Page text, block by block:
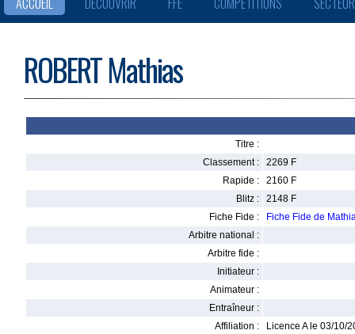
ROBERT Mathias
Titre :
Classement :
2269 F
Rapide :
2160 F
Blitz :
2148 F
Fiche Fide :
Fiche Fide de
Arbitre national :
Arbitre fide :
Initiateur :
Animateur :
Entraîneur :
Affiliation :
Licence A le 03/10/